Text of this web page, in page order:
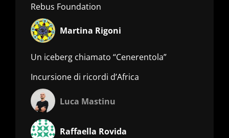
Rebus Foundation
Martina Rigoni
Un iceberg chiamato “Cenerentola”
Incursione di ricordi d’Africa
Luca Mastinu
Raffaella Rovida